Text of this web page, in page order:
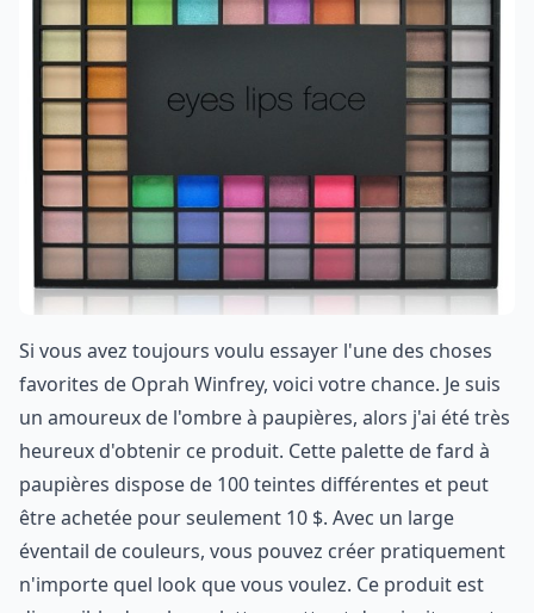
Si vous avez toujours voulu essayer l'une des choses
favorites de Oprah Winfrey, voici votre chance. Je suis
un amoureux de l'ombre à paupières, alors j'ai été très
heureux d'obtenir ce produit. Cette palette de fard à
paupières dispose de 100 teintes différentes et peut
être achetée pour seulement 10 $. Avec un large
éventail de couleurs, vous pouvez créer pratiquement
n'importe quel look que vous voulez. Ce produit est